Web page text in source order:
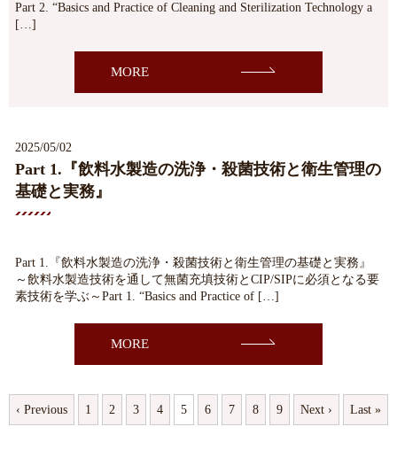
Part 2. “Basics and Practice of Cleaning and Sterilization Technology a
[…]
MORE
2025/05/02
Part 1.『飲料水製造の洗浄・殺菌技術と衛生管理の
基礎と実務』
Part 1.『飲料水製造の洗浄・殺菌技術と衛生管理の基礎と実務』
～飲料水製造技術を通して無菌充填技術とCIP/SIPに必須となる要
素技術を学ぶ～Part 1. “Basics and Practice of […]
MORE
‹ Previous 1 2 3 4 5 6 7 8 9 Next › Last »